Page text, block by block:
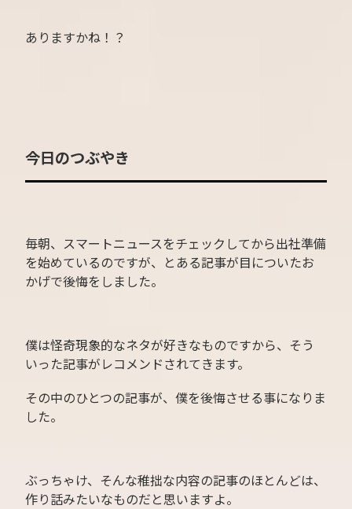
ありますかね！？
今日のつぶやき
毎朝、スマートニュースをチェックしてから出社準備
を始めているのですが、とある記事が目についたお
かげで後悔をしました。
僕は怪奇現象的なネタが好きなものですから、そう
いった記事がレコメンドされてきます。
その中のひとつの記事が、僕を後悔させる事になりま
した。
ぶっちゃけ、そんな稚拙な内容の記事のほとんどは、
作り話みたいなものだと思いますよ。